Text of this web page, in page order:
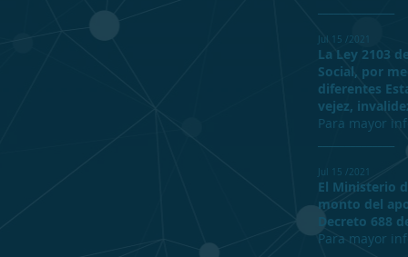
Jul 15 /2021
La Ley 2103
Social, por
diferentes
vejez,
Para mayor
Jul 15 /2021
El Ministerio
monto del
Decreto 688
Para mayor